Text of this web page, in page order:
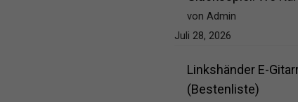
von Admin
Juli 28, 2026
Linkshänder E-
(Bestenliste)